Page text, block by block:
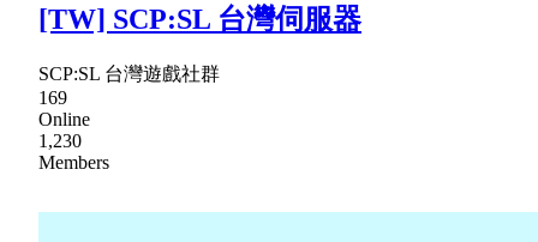
[TW] SCP:SL 台灣伺服器
SCP:SL 台灣遊戲社群
169
Online
1,230
Members